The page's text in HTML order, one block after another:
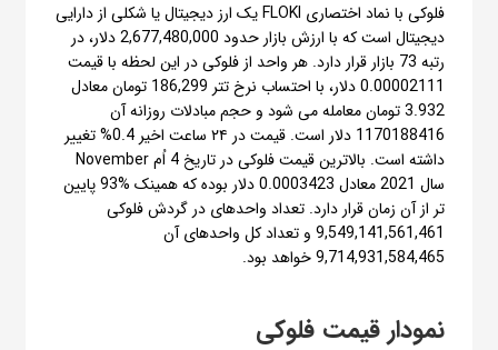
فلوکی با نماد اختصاری FLOKI یک ارز دیجیتال یا شکلی از دارایی
دیجیتال است که با ارزش بازار حدود 2,677,480,000 دلار، در
رتبه 73 بازار قرار دارد. هر واحد از فلوکی در این لحظه با قیمت
0.00002111 دلار، با احتساب نرخ تتر 186,299 تومان معادل
3.932 تومان معامله می شود و حجم مبادلات روزانه آن
1170188416 دلار است. قیمت در ۲۴ ساعت اخیر 0.4% تغییر
داشته است. بالاترین قیمت فلوکی در تاریخ 4 اُم November
سال 2021 معادل 0.0003423 دلار بوده که همینک %93 پایین
تر از آن زمان قرار دارد. تعداد واحدهای در گردش فلوکی
9,549,141,561,461 و تعداد کل واحدهای آن
9,714,931,584,465 خواهد بود.
نمودار قیمت فلوکی